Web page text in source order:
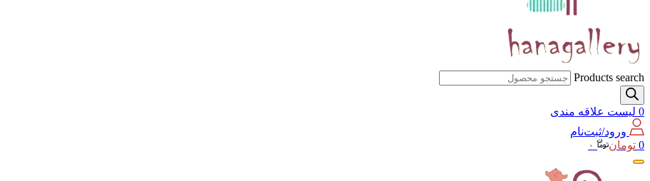
Products search
0 لیست علاقه مندی
ورود/ثبت‌نام
0 تومان